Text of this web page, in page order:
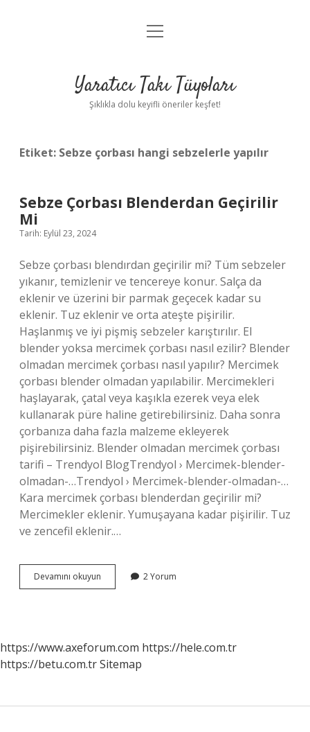
Anasayfa
Yasal Uyarı
menüyü
Yaratıcı Takı Tüyoları
Şıklıkla dolu keyifli öneriler keşfet!
Etiket: Sebze çorbası hangi sebzelerle yapılır
Sebze Çorbası Blenderdan Geçirilir
Mi
Tarih: Eylül 23, 2024
Sebze çorbası blendırdan geçirilir mi? Tüm sebzeler
yıkanır, temizlenir ve tencereye konur. Salça da
eklenir ve üzerini bir parmak geçecek kadar su
eklenir. Tuz eklenir ve orta ateşte pişirilir.
Haşlanmış ve iyi pişmiş sebzeler karıştırılır. El
blender yoksa mercimek çorbası nasıl ezilir? Blender
olmadan mercimek çorbası nasıl yapılır? Mercimek
çorbası blender olmadan yapılabilir. Mercimekleri
haşlayarak, çatal veya kaşıkla ezerek veya elek
kullanarak püre haline getirebilirsiniz. Daha sonra
çorbanıza daha fazla malzeme ekleyerek
pişirebilirsiniz. Blender olmadan mercimek çorbası
tarifi – Trendyol BlogTrendyol › Mercimek-blender-
olmadan-…Trendyol › Mercimek-blender-olmadan-…
Kara mercimek çorbası blenderdan geçirilir mi?
Mercimekler eklenir. Yumuşayana kadar pişirilir. Tuz
ve zencefil eklenir.…
Devamını okuyun
Çorbası
2 Yorum
https://www.axeforum.com https://hele.com.tr
https://betu.com.trSitemap